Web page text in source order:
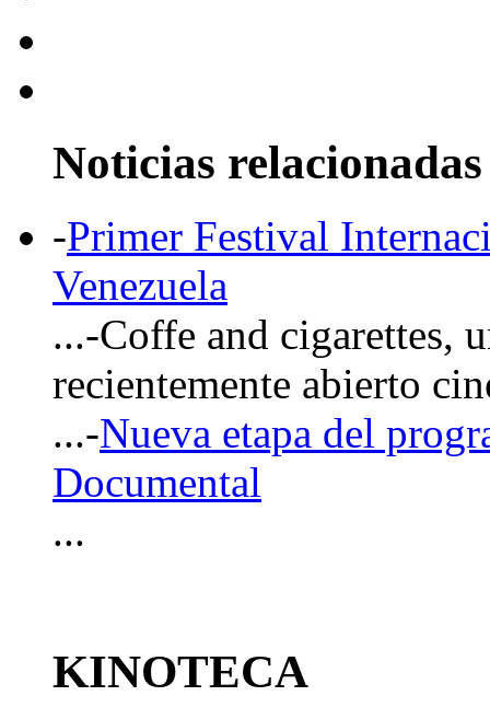
Noticias relacionadas
-Primer Festival
Venezuela
...-Coffe and cigarettes,
recientemente abierto
...-Nueva etapa del
Documental
...
KINOTECA